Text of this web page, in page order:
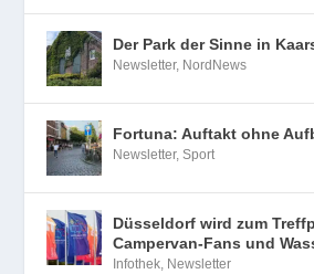
Der Park der Sinne in
Newsletter, NordNews
Fortuna: Auftakt ohne
Newsletter,Sport
Düsseldorf wird zum
Campervan-Fans und
Infothek Newsletter